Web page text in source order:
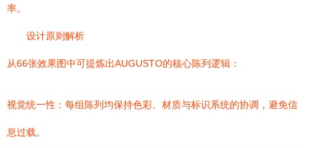
率。
设计原则解析
从66张效果图中可提炼出AUGUSTO的核心陈列逻辑：
视觉统一性：每组陈列均保持色彩、材质与标识系统的协调，避免信
息过载。